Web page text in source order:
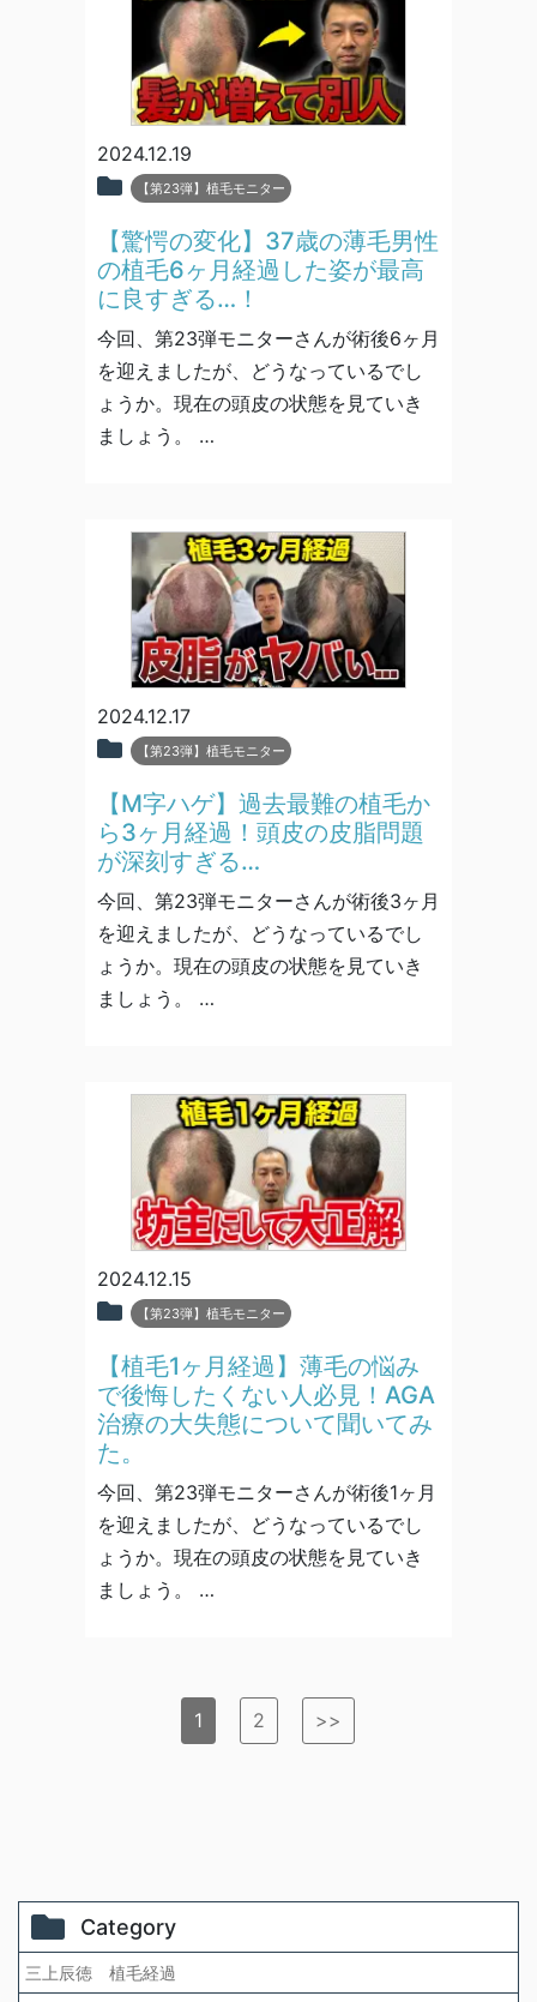
2024.12.19
【第23弾】植毛モニター
【驚愕の変化】37歳の薄毛男性
の植毛6ヶ月経過した姿が最高
に良すぎる…！
今回、第23弾モニターさんが術後6ヶ月
を迎えましたが、どうなっているでし
ょうか。現在の頭皮の状態を見ていき
ましょう。 …
2024.12.17
【第23弾】植毛モニター
【M字ハゲ】過去最難の植毛か
ら3ヶ月経過！頭皮の皮脂問題
が深刻すぎる…
今回、第23弾モニターさんが術後3ヶ月
を迎えましたが、どうなっているでし
ょうか。現在の頭皮の状態を見ていき
ましょう。 …
2024.12.15
【第23弾】植毛モニター
【植毛1ヶ月経過】薄毛の悩み
で後悔したくない人必見！AGA
治療の大失態について聞いてみ
た。
今回、第23弾モニターさんが術後1ヶ月
を迎えましたが、どうなっているでし
ょうか。現在の頭皮の状態を見ていき
ましょう。 …
1 2 >>
Category
三上辰徳 植毛経過